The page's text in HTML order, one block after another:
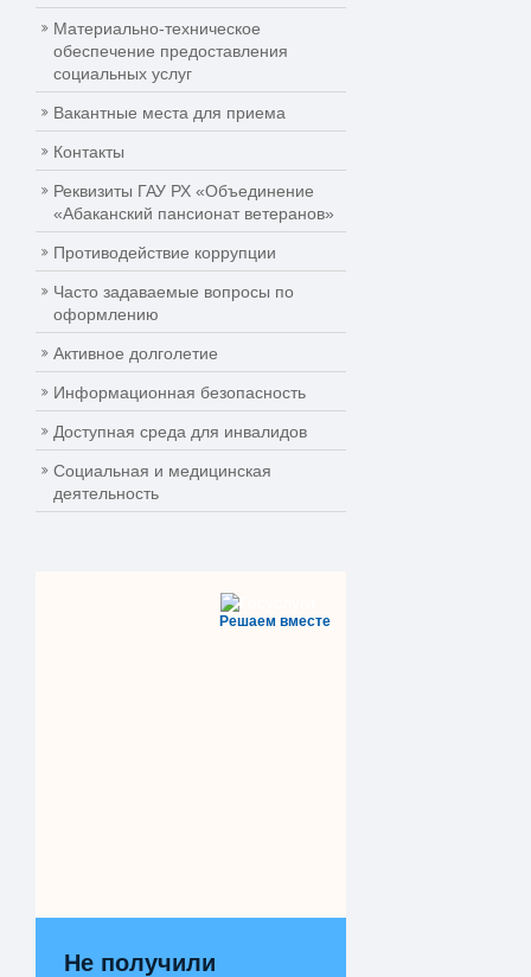
Материально-техническое
обеспечение предоставления
социальных услуг
Вакантные места для приема
Контакты
Реквизиты ГАУ РХ «Объединение
«Абаканский пансионат ветеранов»
Противодействие коррупции
Часто задаваемые вопросы по
оформлению
Активное долголетие
Информационная безопасность
Доступная среда для инвалидов
Социальная и медицинская
деятельность
Решаем вместе
Не получили